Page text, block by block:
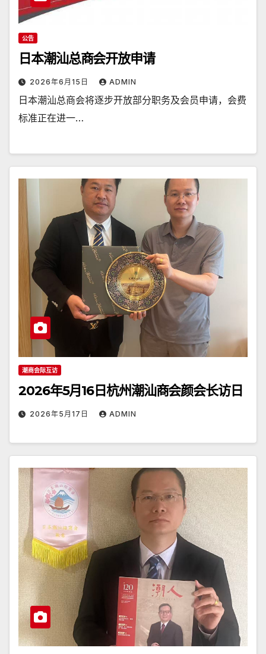
公告
日本潮汕总商会开放申请
2026年6月15日 ADMIN
日本潮汕总商会将逐步开放部分职务及会员申请，会费
标准正在进一…
潮商会际互访
2026年5月16日杭州潮汕商会颜会长访日
2026年5月17日 ADMIN